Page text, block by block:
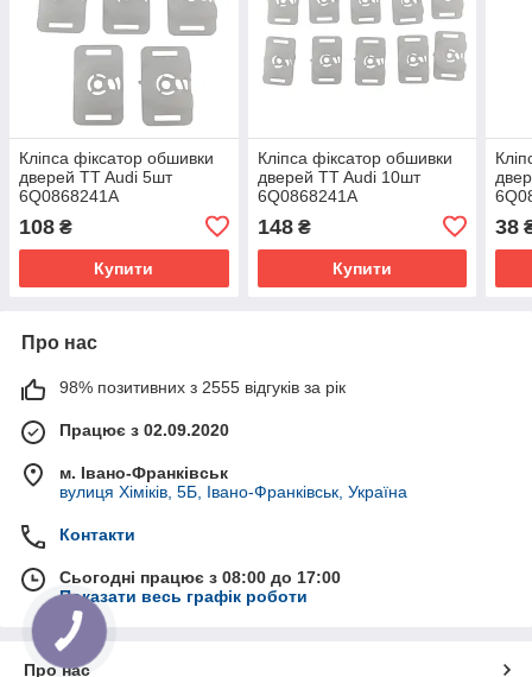
Кліпса фіксатор обшивки
дверей TT Audi 5шт
6Q0868241A
108 ₴
Купити
Кліпса фіксатор обшивки
дверей TT Audi 10шт
6Q0868241A
148₴
Купити
38
Про нас
98% позитивних з 2555 відгуків за рік
Працює з 02.09.2020
м. Івано-Франківськ
вулиця Хіміків, 5Б, Івано-Франківськ, Україна
Контакти
Сьогодні працює з 08:00 до 17:00
Показати весь графік роботи
Про нас